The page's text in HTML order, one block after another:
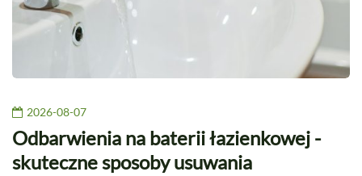
2026-08-07
Odbarwienia na baterii łazienkowej -
skuteczne sposoby usuwania